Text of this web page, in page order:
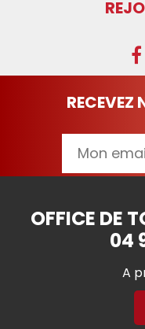
RECEVEZ
OFFICE DE
04
A